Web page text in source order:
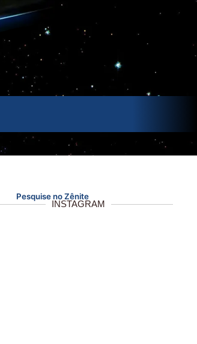
Pesquise no Zênite
INSTAGRAM